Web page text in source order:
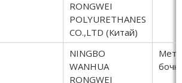
RONGWEI
POLYURETHANES
CO.,LTD (Китай)
NINGBO
WANHUA
RONGWEI